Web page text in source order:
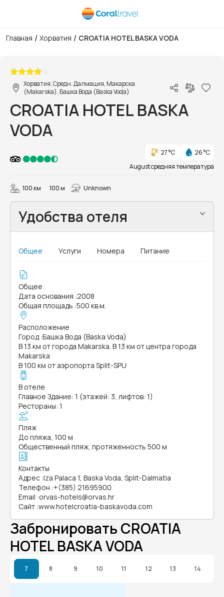
Главная / Хорватия / CROATIA HOTEL BASKA VODA
Хорватия, Средн. Далмация, Макарска
(Makarska), Башка Вода (Baska Voda)
CROATIA HOTEL BASKA
VODA
27 °C
26 °C
August средняя температура
100 км 100 м Unknown
Удобства отеля
Общее Услуги Номера Питание
Общее
Дата основания :2008
Общая площадь :500 кв.м.
Расположение
Город :Башка Вода (Baska Voda)
В 13 км от города Makarska. В 13 км от центра города
Makarska
В 100 км от аэропорта Split-SPU
В отеле
Главное Здание: 1 (этажей: 3, лифтов: 1)
Рестораны: 1
Пляж
До пляжа, 100 м
Общественный пляж, протяженность 500 м
Контакты
Адрес :Iza Palaca 1, Baska Voda, Split-Dalmatia
Телефон :+(385) 21695900
Email :orvas-hotels@orvas.hr
Сайт :www.hotelcroatia-baskavoda.com
Забронировать CROATIA
HOTEL BASKA VODA
7 8 9 10 11 12 13 14